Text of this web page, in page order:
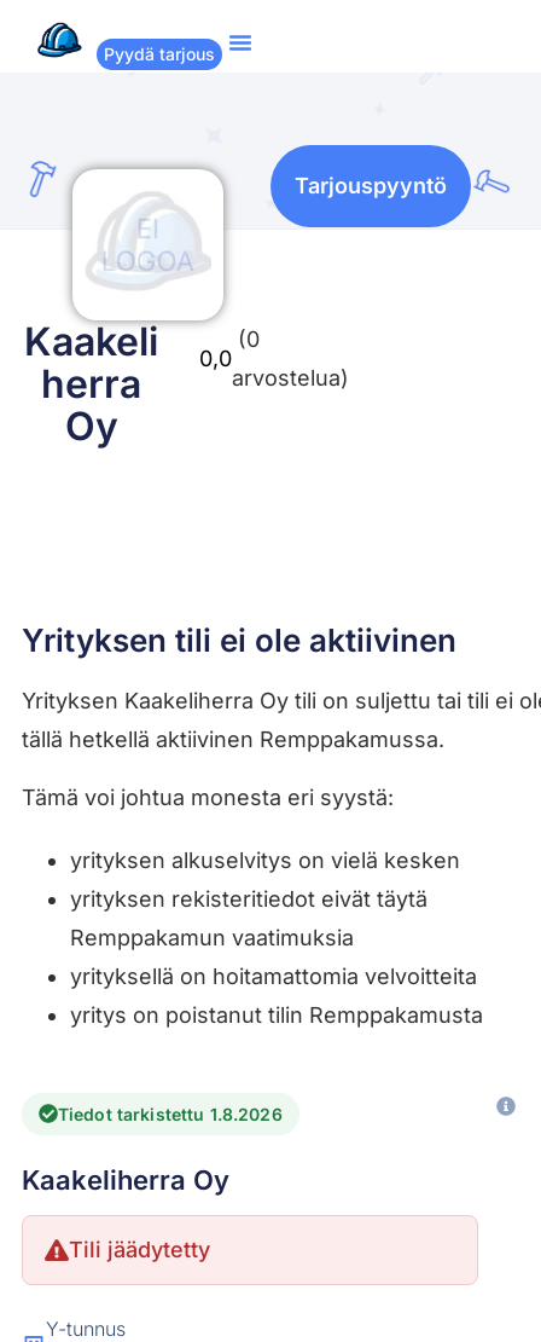
Pyydä tarjous
Kaakeli
herra
Oy
0,0
(0
arvostelua)
Tarjouspyyntö
Yrityksen tili ei ole aktiivinen
Yrityksen Kaakeliherra Oy tili on suljettu tai tili ei
tällä hetkellä aktiivinen Remppakamussa.
Tämä voi johtua monesta eri syystä:
yrityksen alkuselvitys on vielä kesken
yrityksen rekisteritiedot eivät täytä
Remppakamun vaatimuksia
yrityksellä on hoitamattomia velvoitteita
yritys on poistanut tilin Remppakamusta
Tiedot tarkistettu 1.8.2026
Kaakeliherra Oy
Tili jäädytetty
Y-tunnus